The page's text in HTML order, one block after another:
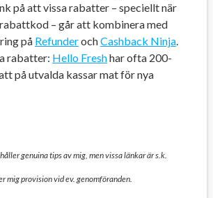
på att vissa rabatter – speciellt när
– går att kombinera med
på RefunderochCashback Ninja.
rabatter: Hello Freshhar ofta 200-
på utvalda kassar mat för nya
genuina tips av mig, men vissa länkar är s.k.
mig provision vid ev. genomföranden.